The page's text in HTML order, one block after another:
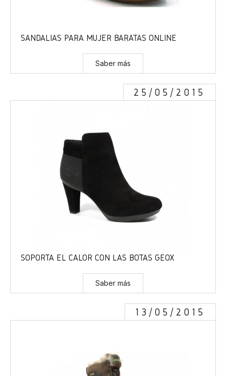
SANDALIAS PARA MUJER BARATAS ONLINE
Saber más
25/05/2015
SOPORTA EL CALOR CON LAS BOTAS GEOX
Saber más
13/05/2015